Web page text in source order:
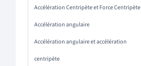
Accélération Centripète et Force Centripète
Accélération angulaire
Accélération angulaire et accélération
centripète